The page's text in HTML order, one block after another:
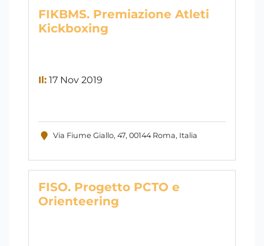
FIKBMS. Premiazione Atleti
Kickboxing
Il: 17 Nov 2019
Via Fiume Giallo, 47, 00144 Roma, Italia
FISO. Progetto PCTO e
Orienteering